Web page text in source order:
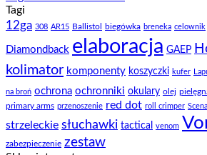
Tagi
12ga 308 AR15 Ballistol biegówka breneka celownik
Diamondback elaboracja GAEP
kolimator komponenty koszyczki kufer
na broń ochrona ochronniki okulary olej
primary arms przenoszenie red dot roll crimper
strzeleckie słuchawki tactical venom
zabezpieczenie zestaw